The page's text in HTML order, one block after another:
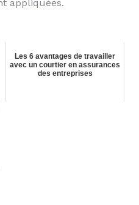
appliquées.
Les 6 avantages de travailler
avec un courtier en assurances
des entreprises